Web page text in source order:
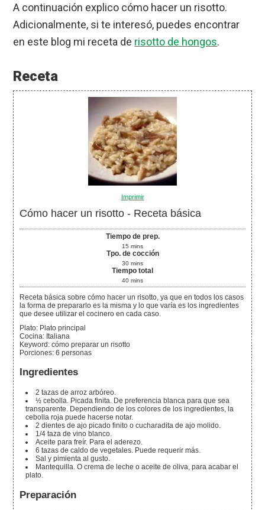
A continuación explico cómo hacer un risotto.
Adicionalmente, si te interesó, puedes encontrar
en este blog mi receta de risotto de hongos.
Receta
Imprimir
Cómo hacer un risotto - Receta básica
Tiempo de prep.
15 mins
Tpo. de cocción
30 mins
Tiempo total
40 mins
Receta básica sobre cómo hacer un risotto, ya que en todos los casos
la forma de prepararlo es la misma y lo que varía es los ingredientes
que desee utilizar el cocinero en cada caso.
Plato: Plato principal
Cocina: Italiana
Keyword: cómo preparar un risotto
Porciones:6 personas
Ingredientes
2 tazas de arroz arbóreo.
½ cebolla. Picada finita. De preferencia blanca para que sea
transparente. Dependiendo de los colores de los ingredientes, la
cebolla roja puede hacerse notar.
2 dientes de ajo picado finito o cucharadita de ajo molido.
1/4 taza de vino blanco.
Aceite para freír. Para el aderezo.
6 tazas de caldo de vegetales. Puede requerir más.
Sal y pimienta al gusto.
Mantequilla. O crema de leche o aceite de oliva, para acabar el
plato.
Preparación